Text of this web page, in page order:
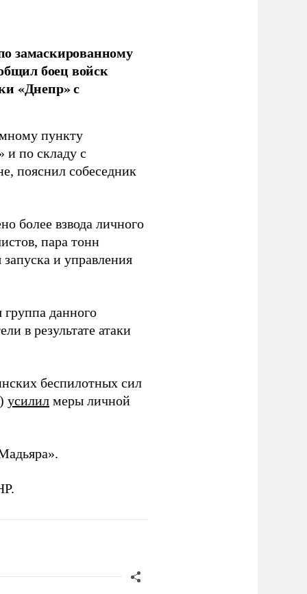
замаскированному
боец войск
«Днепр» с
пункту
и по складу с
пояснил собеседник
более взвода личного
пара тонн
и управления
данного
в результате атаки
беспилотных сил
усилил меры личной